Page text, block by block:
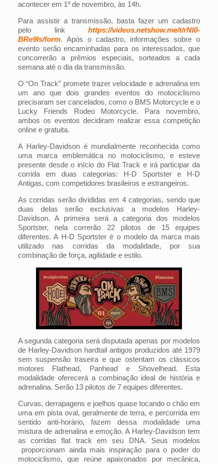
acontecer em 1º de novembro, às 14h.
Para assistir a transmissão, basta fazer um cadastro
pelo linkhttps://videos.netshow.me/t/rNl0-
BRe9ls/form. Após o cadastro, informações sobre o
evento serão encaminhadas para os interessados, que
concorrerão a prêmios especiais, sorteados a cada
semana até o dia da transmissão.
O “On Track” promete trazer velocidade e adrenalina em
um ano que dois grandes eventos do motociclismo
precisaram ser cancelados, como o BMS Motorcycle e o
Lucky Friends Rodeo Motorcycle. Para novembro,
ambos os eventos decidiram realizar essa competição
online e gratuita.
A Harley-Davidson é mundialmente reconhecida como
uma marca emblemática no motociclismo, e esteve
presente desde o início do Flat Track e irá participar da
corrida em duas categorias: H-D Sportster e H-D
Antigas, com competidores brasileiros e estrangeiros.
As corridas serão divididas em 4 categorias, sendo que
duas delas serão exclusivas a modelos Harley-
Davidson. A primeira será a categoria dos modelos
Sportster, nela correrão 22 pilotos de 15 equipes
diferentes. A H-D Sportster é o modelo da marca mais
utilizado nas corridas da modalidade, por sua
combinação de força, agilidade e estilo.
A segunda categoria será disputada apenas por modelos
de Harley-Davidson hardtail antigos produzidos até 1979
sem suspensão traseira e que ostentam os clássicos
motores Flathead, Panhead e Shovelhead. Esta
modalidade oferecerá a combinação ideal de história e
adrenalina. Serão 13 pilotos de 7 equipes diferentes.
Curvas, derrapagens e joelhos quase tocando o chão em
uma em pista oval, geralmente de terra, e percorrida em
sentido anti-horário, fazem dessa modalidade uma
mistura de adrenalina e emoção. A Harley-Davidson tem
as corridas flat track em seu DNA. Seus modelos
proporcionam ainda mais inspiração para o poder do
motociclismo, que reúne apaixonados por mecânica,